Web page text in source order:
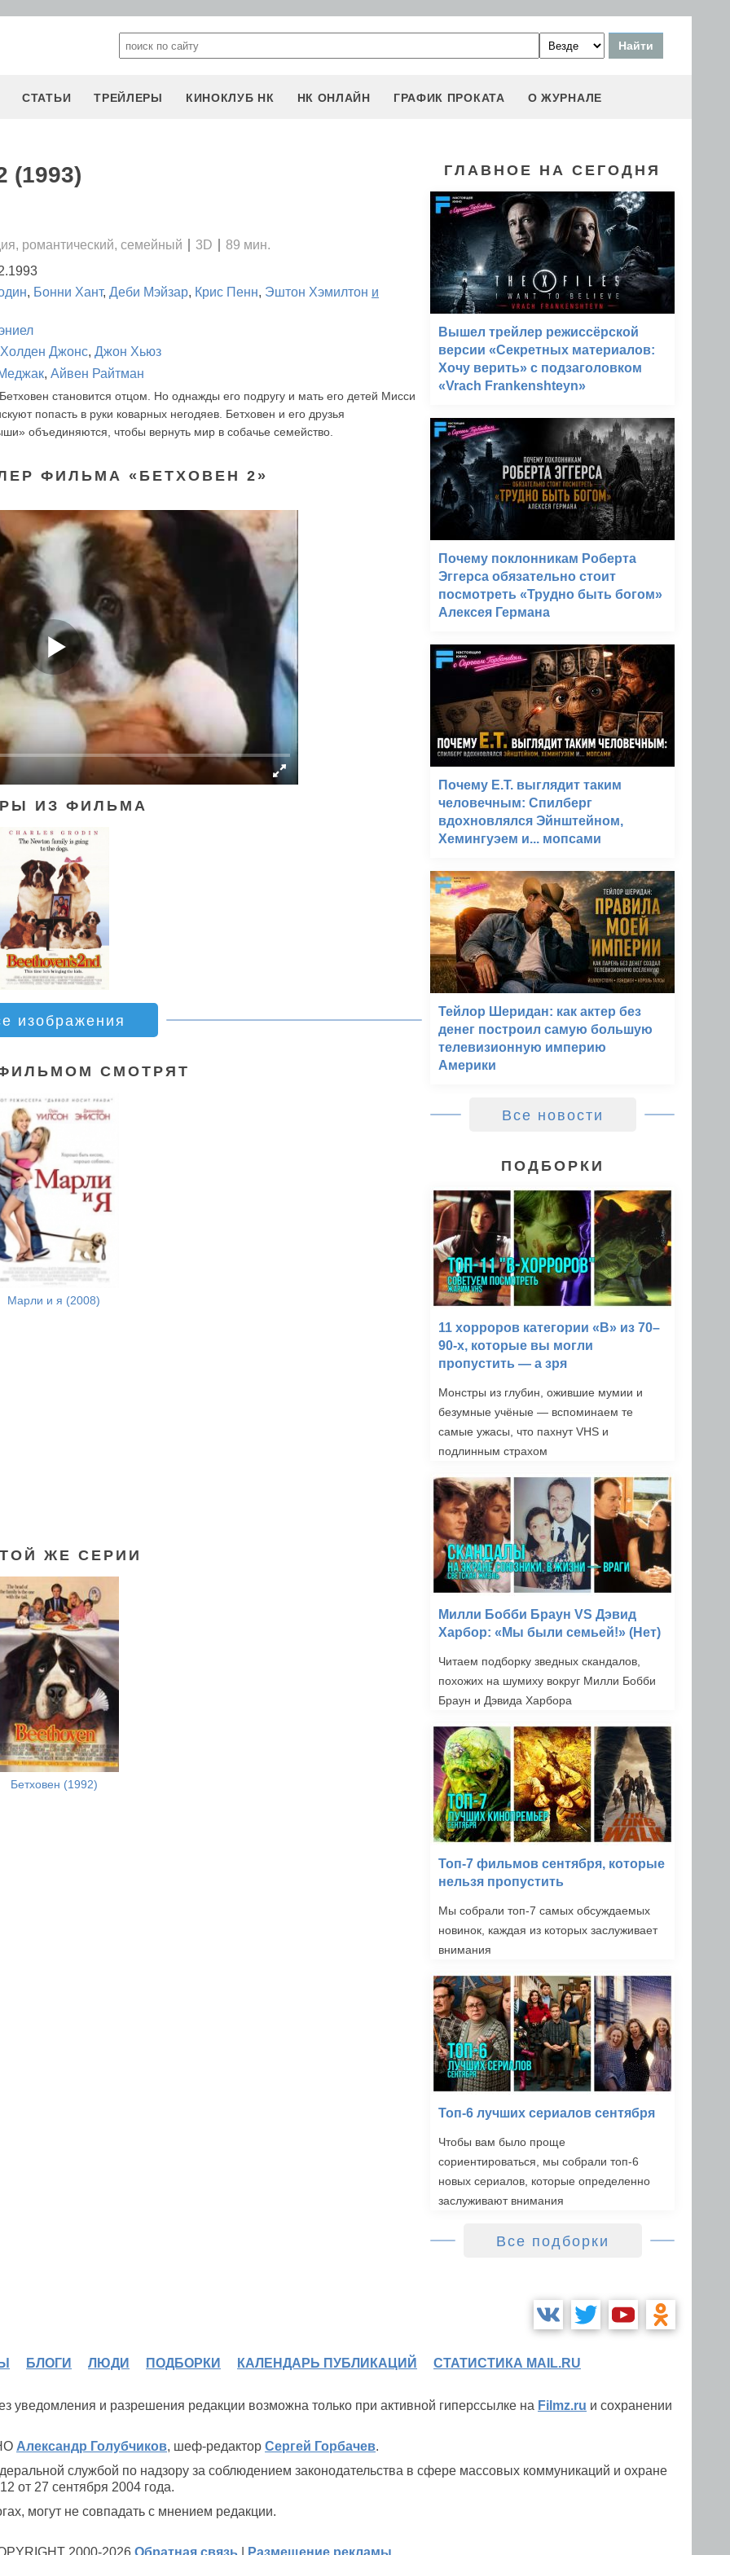
СТАТЬИ ТРЕЙЛЕРЫ КИНОКЛУБ НК НК ОНЛАЙН ГРАФИК ПРОКАТА О ЖУРНАЛЕ
(1993)
романтический, семейный 3D
89 мин.
, Бонни Хант, Деби Мэйзар, Крис Пенн, Эштон Хэмилтон и
Джонс, Джон Хьюз
, Айвен Райтман
становится отцом. Но однажды его подругу и мать его детей Мисси
попасть в руки коварных негодяев. Бетховен и его друзья
объединяются, чтобы вернуть мир в собачье семейство.
ФИЛЬМА «БЕТХОВЕН 2»
ИЗ ФИЛЬМА
изображения
СМОТРЯТ
Марли и я (2008)
далматинец (1996)
ЖЕ СЕРИИ
Бетховен (1992)
ГЛАВНОЕ НА СЕГОДНЯ
Вышел трейлер режиссёрской
версии «Секретных материалов:
Хочу верить» с подзаголовком
«Vrach Frankenshteyn»
Почему поклонникам Роберта
Эггерса обязательно стоит
посмотреть «Трудно быть богом»
Алексея Германа
Почему E.T. выглядит таким
человечным: Спилберг
вдохновлялся Эйнштейном,
Хемингуэем и... мопсами
Тейлор Шеридан: как актер без
денег построил самую большую
телевизионную империю
Америки
Все новости
ПОДБОРКИ
11 хорроров категории «B» из 70–
90-х, которые вы могли
пропустить — а зря
Монстры из глубин, ожившие мумии и
безумные учёные — вспоминаем те
самые ужасы, что пахнут VHS и
подлинным страхом
Милли Бобби Браун VS Дэвид
Харбор: «Мы были семьей!» (Нет)
Читаем подборку зведных скандалов,
похожих на шумиху вокруг Милли Бобби
Браун и Дэвида Харбора
Топ-7 фильмов сентября, которые
нельзя пропустить
Мы собрали топ-7 самых обсуждаемых
новинок, каждая из которых заслуживает
внимания
Топ-6 лучших сериалов сентября
Чтобы вам было проще
сориентироваться, мы собрали топ-6
новых сериалов, которые определенно
заслуживают внимания
Все подборки
БЛОГИ ЛЮДИ ПОДБОРКИ КАЛЕНДАРЬ ПУБЛИКАЦИЙ СТАТИСТИКА MAIL.RU
уведомления и разрешения редакции возможна только при активной гиперссылке на Filmz.ru и сохранении
Александр Голубчиков, шеф-редактор Сергей Горбачев.
службой по надзору за соблюдением законодательства в сфере массовых коммуникаций и охране
от 27 сентября 2004 года.
могут не совпадать с мнением редакции.
2000-2026 Обратная связь Размещение рекламы